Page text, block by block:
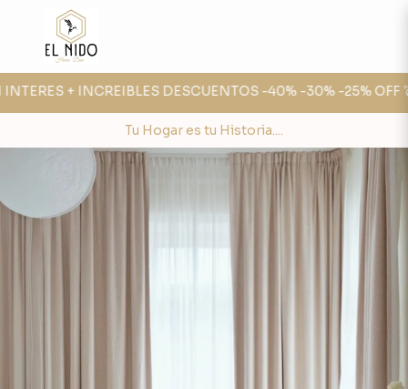
+ INCREIBLES DESCUENTOS -40% -30% -25% OFF 💣
Tu Hogar es tu Historia....